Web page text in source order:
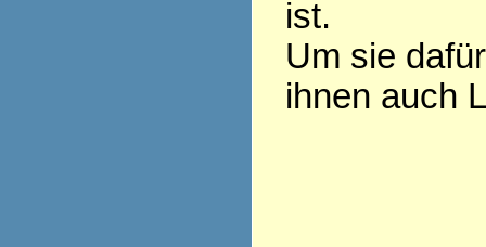
ist.
Um sie
ihnen auch